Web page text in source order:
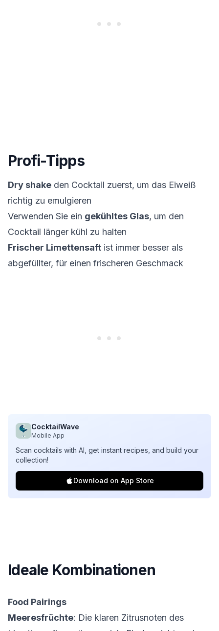
Profi-Tipps
Dry shake den Cocktail zuerst, um das Eiweiß
richtig zu emulgieren
Verwenden Sie ein gekühltes Glas, um den
Cocktail länger kühl zu halten
Frischer Limettensaft ist immer besser als
abgefüllter, für einen frischeren Geschmack
CocktailWave
Mobile App
Scan cocktails with AI, get instant recipes, and build your
collection!
Download on App Store
Ideale Kombinationen
Food Pairings
Meeresfrüchte: Die klaren Zitrusnoten des